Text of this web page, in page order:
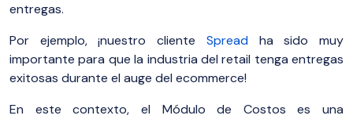
entregas.
Por ejemplo, ¡nuestro cliente Spreadha sido muy
importante para que la industria del retail tenga entregas
exitosas durante el auge del ecommerce!
En este contexto, el Módulo de Costos es una